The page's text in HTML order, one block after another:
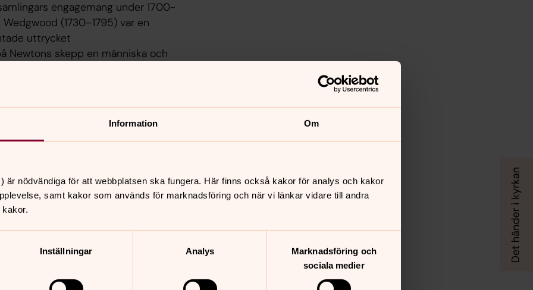
Information Om
är nödvändiga för att webbplatsen ska fungera. Här finns också kakor för analys och kakor
samt kakor som används för marknadsföring och när vi länkar vidare till andra
Inställningar Analys
Marknadsföring och
sociala medier
engagemang under 1700-
(1730–1795) var en
uttrycket
Newtons skepp en människa och
behöver “vända om” och bryta
även i vår tid. Newton
älskad. Inte minst är psalmen